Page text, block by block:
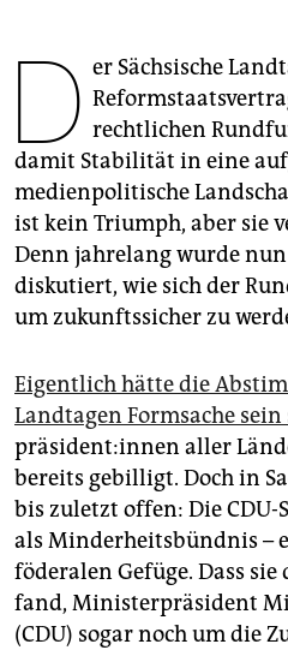
epaper login
D er Sächsische
rechtlichen
damit Stabilität in eine
medienpolitische
ist kein Triumph, aber sie
Denn jahrelang wurde
diskutiert, wie sich der
um zukunftssicher zu
Eigentlich hätte die
Landtagen Formsache
prä­si­den­t:in­nen aller
bereits gebilligt. Doch in
bis zuletzt offen: Die CDU-
als Minderheitsbündnis –
föderalen Gefüge. Dass
fand, Ministerpräsident
(CDU) sogar noch um die